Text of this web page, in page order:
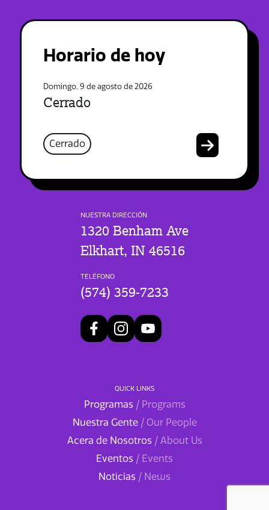
Horario de hoy
Domingo, 9 de agosto de 2026
Cerrado
Cerrado
NUESTRA DIRECCIÓN
1320 Benham Ave
Elkhart, IN 46516
TELÉFONO
(574) 359-7233
QUICK LINKS
Programas / Programs
Nuestra Gente / Our People
Acera de Nosotros / About Us
Eventos / Events
Noticias / News